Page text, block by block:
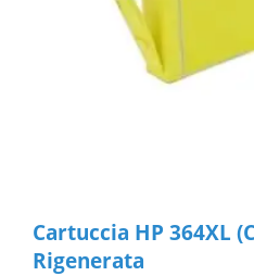
Cartuccia HP 364XL
Rigenerata